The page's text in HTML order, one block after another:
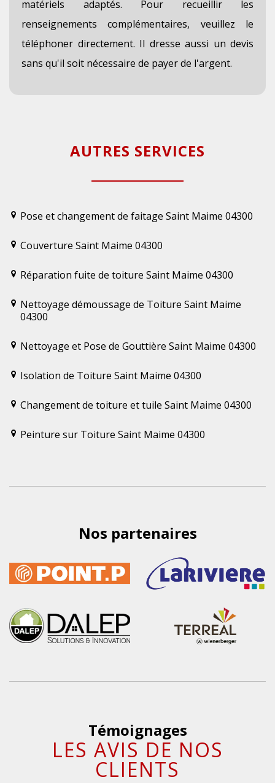
matériels adaptés. Pour recueillir les
renseignements complémentaires, veuillez le
téléphoner directement. Il dresse aussi un devis
sans qu'il soit nécessaire de payer de l'argent.
AUTRES SERVICES
Pose et changement de faitage Saint Maime 04300
Couverture Saint Maime 04300
Réparation fuite de toiture Saint Maime 04300
Nettoyage démoussage de Toiture Saint Maime
04300
Nettoyage et Pose de Gouttière Saint Maime 04300
Isolation de Toiture Saint Maime 04300
Changement de toiture et tuile Saint Maime 04300
Peinture sur Toiture Saint Maime 04300
Nos partenaires
Témoignages
LES AVIS DE NOS
CLIENTS